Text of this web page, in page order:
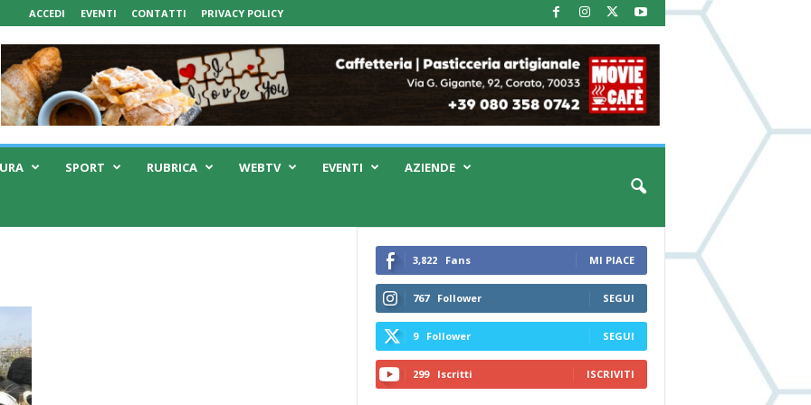
ACCEDI EVENTI CONTATTI PRIVACY POLICY
SPORT RUBRICA WEBTV EVENTI AZIENDE
3,822 Fans MI PIACE
767 Follower SEGUI
9 Follower SEGUI
299 Iscritti ISCRIVITI